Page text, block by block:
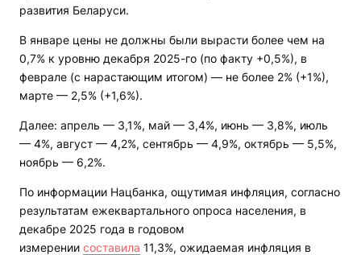
развития Беларуси.
В январе цены не должны были вырасти более чем на
0,7% к уровню декабря 2025-го (по факту +0,5%), в
феврале (с нарастающим итогом) — не более 2% (+1%),
марте — 2,5% (+1,6%).
Далее: апрель — 3,1%, май — 3,4%, июнь — 3,8%, июль
— 4%, август — 4,2%, сентябрь — 4,9%, октябрь — 5,5%,
ноябрь — 6,2%.
По информации Нацбанка, ощутимая инфляция, согласно
результатам ежеквартального опроса населения, в
декабре 2025 года в годовом
измерении составила 11,3%, ожидаемая инфляция в